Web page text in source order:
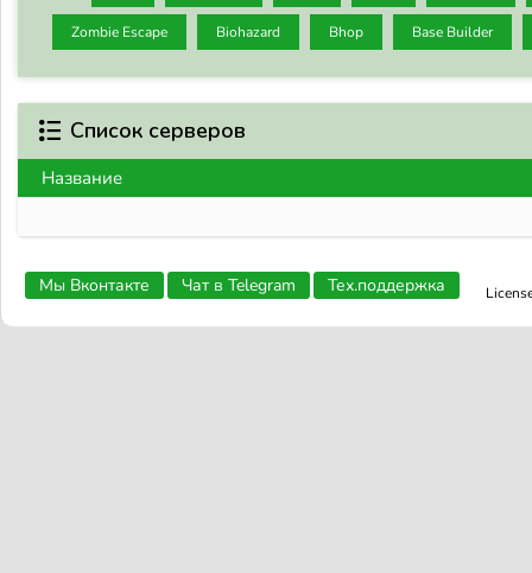
Zombie Escape Biohazard Bhop Base Builder
Список серверов
Название
Мы Вконтакте Чат в Telegram Тех.поддержка